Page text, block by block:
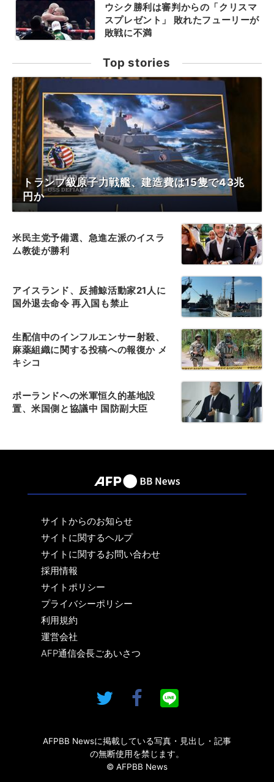
ウシク勝利は審判からの「クリスマ
スプレゼント」 敗れたフューリーが
敗戦に不満
Top stories
トランプ級原子力戦艦、建造費は15隻で43兆
円か
米民主党予備選、急進左派のイスラ
ム教徒が勝利
アイスランド、反捕鯨活動家21人に
国外退去命令 再入国も禁止
生配信中のインフルエンサー射殺、
麻薬組織に関する投稿への報復か メ
キシコ
ポーランドへの米軍恒久的基地設
置、米国側と協議中 国防副大臣
サイトからのお知らせ
サイトに関するヘルプ
サイトに関するお問い合わせ
採用情報
サイトポリシー
プライバシーポリシー
利用規約
運営会社
AFP通信会長ごあいさつ
AFPBB Newsに掲載している写真・見出し・記事
の無断使用を禁じます。
© AFPBB News